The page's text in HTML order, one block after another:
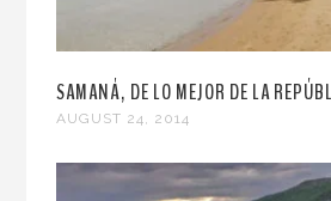
SAMANÁ, DE LO MEJOR DE LA
AUGUST 24, 2014